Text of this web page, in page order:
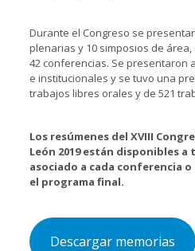
Durante el Congreso se
plenarias y 10 simposios de
42 conferencias. Se presentaron
e institucionales y se tuvo una
trabajos libres orales y de 521
Los resúmenes del XVIII
León 2019 están disponibles a
asociado a cada conferencia
el programa final.
Descargar memorias